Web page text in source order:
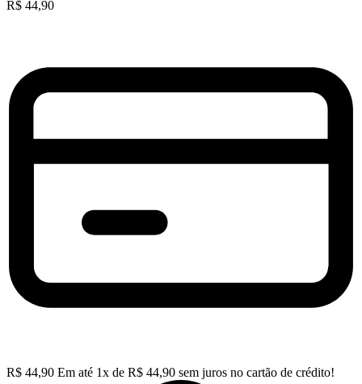
R$ 44,90
R$ 44,90 Em até 1x de R$ 44,90 sem juros no cartão de crédito!